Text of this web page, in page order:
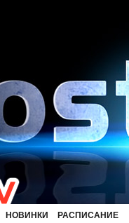
НОВИНКИ РАСПИСАНИЕ